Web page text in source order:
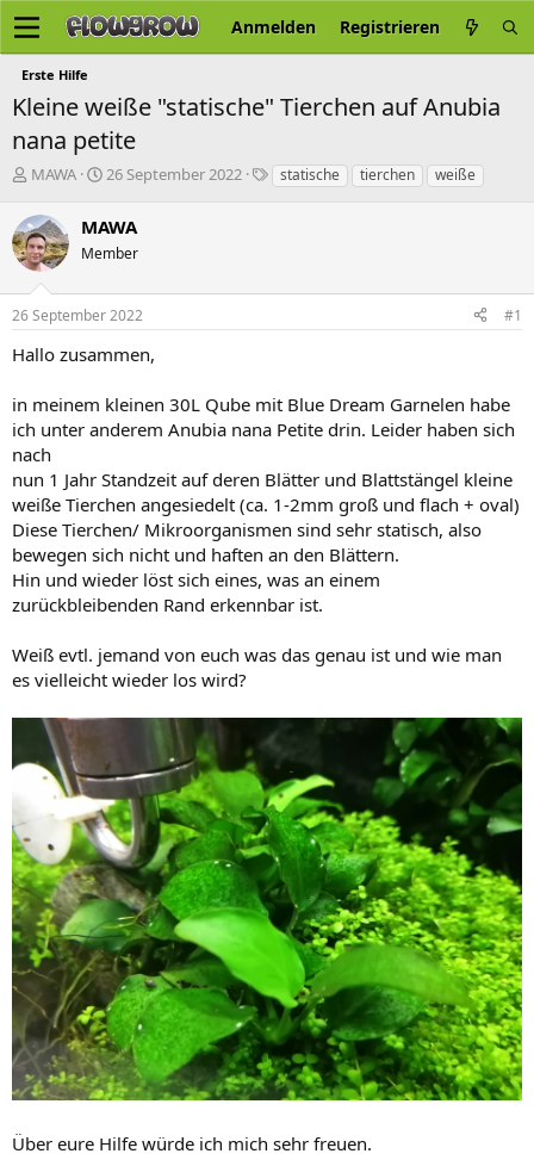
Anmelden Registrieren
Erste Hilfe
Kleine weiße "statische" Tierchen auf Anubia
nana petite
E
s
t
e
l
e
MAWA
E
t
e
l
t
m
26 September 2022
S
w
statische tierchen weiße
MAWA
Member
26 September 2022 #1
Hallo zusammen,
in meinem kleinen 30L Qube mit Blue Dream Garnelen habe
ich unter anderem Anubia nana Petite drin. Leider haben sich
nach
nun 1 Jahr Standzeit auf deren Blätter und Blattstängel kleine
weiße Tierchen angesiedelt (ca. 1-2mm groß und flach + oval)
Diese Tierchen/ Mikroorganismen sind sehr statisch, also
bewegen sich nicht und haften an den Blättern.
Hin und wieder löst sich eines, was an einem
zurückbleibenden Rand erkennbar ist.
Weiß evtl. jemand von euch was das genau ist und wie man
es vielleicht wieder los wird?
Über eure Hilfe würde ich mich sehr freuen.